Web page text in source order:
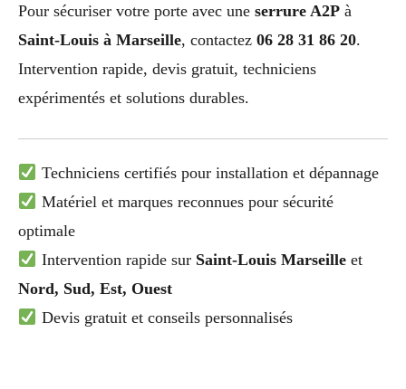
Pour sécuriser votre porte avec une serrure A2P à
Saint-Louis à Marseille, contactez 06 28 31 86 20.
Intervention rapide, devis gratuit, techniciens
expérimentés et solutions durables.
Techniciens certifiés pour installation et dépannage
Matériel et marques reconnues pour sécurité
optimale
Intervention rapide sur Saint-Louis Marseilleet
Nord, Sud, Est, Ouest
Devis gratuit et conseils personnalisés